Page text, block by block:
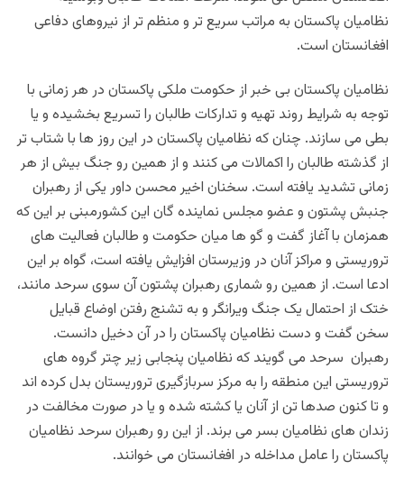
نظامیان پاکستان به مراتب سریع تر و منظم تر از نیروهای دفاعی
افغانستان است.
نظامیان پاکستان بی خبر از حکومت ملکی پاکستان در هر زمانی با
توجه به شرایط روند تهیه و تدارکات طالبان را تسریع بخشیده و یا
بطی می سازند. چنان که نظامیان پاکستان در این روز ها با شتاب تر
از گذشته طالبان را اکمالات می کنند و از همین رو جنگ بیش از هر
زمانی تشدید یافته است. سخنان اخیر محسن داور یکی از رهبران
جنبش پشتون و عضو مجلس نماینده گان این کشورمبنی بر این که
همزمان با آغاز گفت و گو ها میان حکومت و طالبان فعالیت های
تروریستی و مراکز آنان در وزیرستان افزایش یافته است، گواه بر این
ادعا است. از همین رو شماری رهبران پشتون آن سوی سرحد مانند،
ختک از احتمال یک جنگ ویرانگر و به تشنج رفتن اوضاع قبایل
سخن گفت و دست نظامیان پاکستان را در آن دخیل دانست.
رهبران سرحد می گویند که نظامیان پنجابی زیر چتر گروه های
تروریستی این منطقه را به مرکز سربازگیری تروریستان بدل کرده اند
و تا کنون صدها تن از آنان یا کشته شده و یا در صورت مخالفت در
زندان های نظامیان بسر می برند. از این رو رهبران سرحد نظامیان
پاکستان را عامل مداخله در افغانستان می خوانند.